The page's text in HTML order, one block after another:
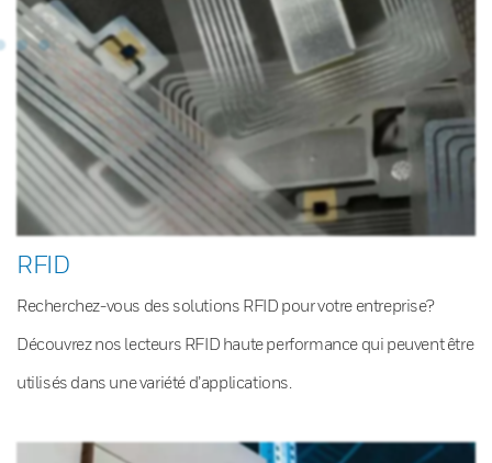
RFID
Recherchez-vous des solutions RFID pour votre entreprise?
Découvrez nos lecteurs RFID haute performance qui peuvent être
utilisés dans une variété d’applications.